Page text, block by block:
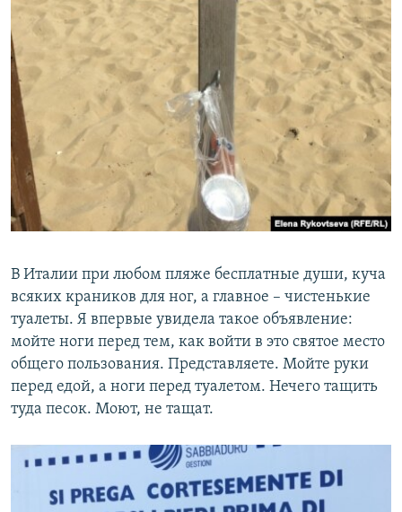
В Италии при любом пляже бесплатные души, куча
всяких краников для ног, а главное – чистенькие
туалеты. Я впервые увидела такое объявление:
мойте ноги перед тем, как войти в это святое место
общего пользования. Представляете. Мойте руки
перед едой, а ноги перед туалетом. Нечего тащить
туда песок. Моют, не тащат.